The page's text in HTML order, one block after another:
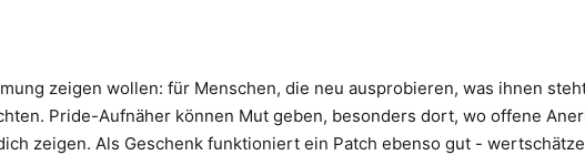
zeigen wollen: für Menschen, die neu ausprobieren, was ihnen
Pride-Aufnäher können Mut geben, besonders dort, wo offene
zeigen. Als Geschenk funktioniert ein Patch ebenso gut -